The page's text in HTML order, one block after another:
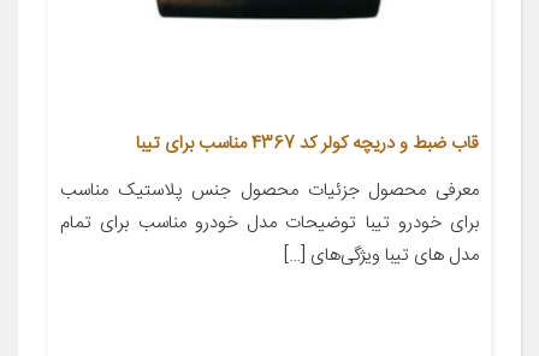
قاب ضبط و دریچه کولر کد 4367 مناسب برای تیبا
معرفی محصول جزئیات محصول جنس پلاستیک مناسب
برای خودرو تیبا توضیحات مدل خودرو مناسب برای تمام
مدل های تیبا ویژگی‌های […]